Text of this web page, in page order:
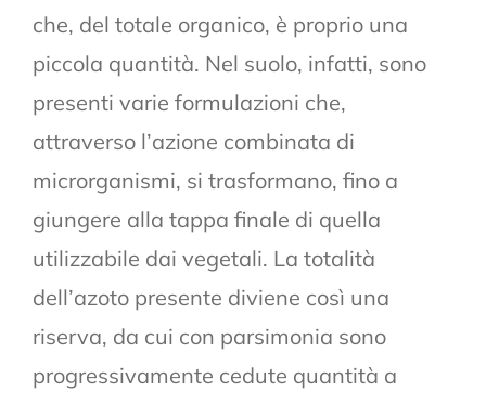
che, del totale organico, è proprio una
piccola quantità. Nel suolo, infatti, sono
presenti varie formulazioni che,
attraverso l’azione combinata di
microrganismi, si trasformano, fino a
giungere alla tappa finale di quella
utilizzabile dai vegetali. La totalità
dell’azoto presente diviene così una
riserva, da cui con parsimonia sono
progressivamente cedute quantità a